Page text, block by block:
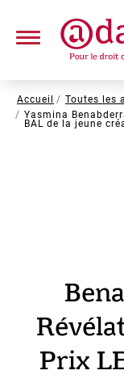
contenu
Fil
d'Ariane
Accueil
Toutes les
Yasmina
BAL de la jeune
Prix